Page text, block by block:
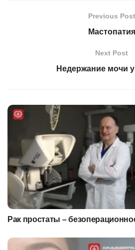
Previous Post
Мастопатия
Next Post
Недержание мочи
Рак простаты –